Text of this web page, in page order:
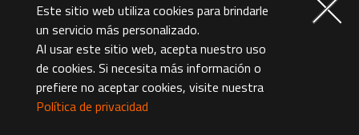
Este sitio web utiliza cookies para brindarle
un servicio más personalizado.
Al usar este sitio web, acepta nuestro uso
de cookies. Si necesita más información o
prefiere no aceptar cookies, visite nuestra
Política de privacidad